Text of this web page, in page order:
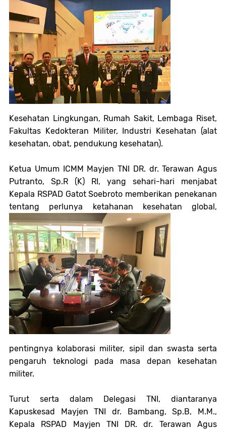
Kesehatan Lingkungan, Rumah Sakit, Lembaga Riset,
Fakultas Kedokteran Militer, Industri Kesehatan (alat
kesehatan, obat, pendukung kesehatan).
Ketua Umum ICMM Mayjen TNI DR. dr. Terawan Agus
Putranto, Sp.R (K) RI, yang sehari-hari menjabat
Kepala RSPAD Gatot Soebroto memberikan penekanan
tentang perlunya ketahanan kesehatan global,
pentingnya kolaborasi militer, sipil dan swasta serta
pengaruh teknologi pada masa depan kesehatan
militer.
Turut serta dalam Delegasi TNI, diantaranya
Kapuskesad Mayjen TNI dr. Bambang, Sp.B, M.M.,
Kepala RSPAD Mayjen TNI DR. dr. Terawan Agus